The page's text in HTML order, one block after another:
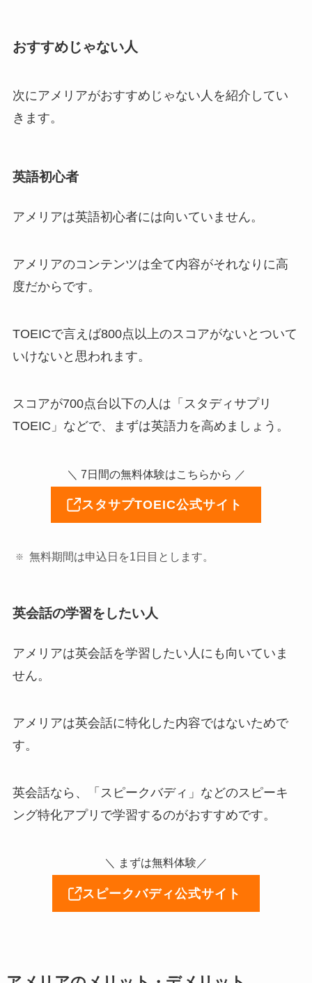
おすすめじゃない人
次にアメリアがおすすめじゃない人を紹介してい
きます。
英語初心者
アメリアは英語初心者には向いていません。
アメリアのコンテンツは全て内容がそれなりに高
度だからです。
TOEICで言えば800点以上のスコアがないとついて
いけないと思われます。
スコアが700点台以下の人は「スタディサプリ
TOEIC」などで、まずは英語力を高めましょう。
＼ 7日間の無料体験はこちらから ／
スタサプTOEIC公式サイト
無料期間は申込日を1日目とします。
英会話の学習をしたい人
アメリアは英会話を学習したい人にも向いていま
せん。
アメリアは英会話に特化した内容ではないためで
す。
英会話なら、「スピークバディ」などのスピーキ
ング特化アプリで学習するのがおすすめです。
＼ まずは無料体験／
スピークバディ公式サイト